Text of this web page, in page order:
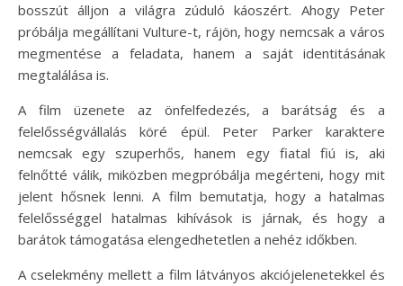
bosszút álljon a világra zúduló káoszért. Ahogy Peter
próbálja megállítani Vulture-t, rájön, hogy nemcsak a város
megmentése a feladata, hanem a saját identitásának
megtalálása is.
A film üzenete az önfelfedezés, a barátság és a
felelősségvállalás köré épül. Peter Parker karaktere
nemcsak egy szuperhős, hanem egy fiatal fiú is, aki
felnőtté válik, miközben megpróbálja megérteni, hogy mit
jelent hősnek lenni. A film bemutatja, hogy a hatalmas
felelősséggel hatalmas kihívások is járnak, és hogy a
barátok támogatása elengedhetetlen a nehéz időkben.
A cselekmény mellett a film látványos akciójelenetekkel és